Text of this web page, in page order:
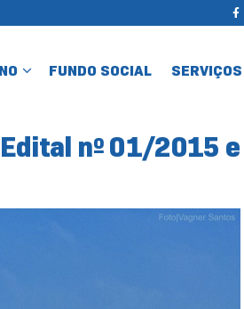
FUNDO SOCIAL SERVIÇOS
nº 01/2015 e